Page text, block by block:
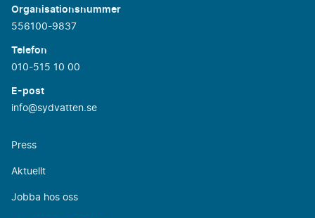
Organisationsnummer
556100-9837
Telefon
010-515 10 00
E-post
info@sydvatten.se
Press
Aktuellt
Jobba hos oss